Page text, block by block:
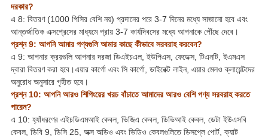
দরকার?
এ 8: বিতরণ (1000 পিসির বেশি নয়) প্রদানের পরে 3-7 দিনের মধ্যে সাজানো হবে এবং
আন্তর্জাতিক এক্সপ্রেসের মাধ্যমে প্রায় 3-7 কার্যদিবসের মধ্যে আপনাকে পৌঁছে দেবে।
প্রশ্ন 9: আপনি আমার পণ্যগুলি আমার কাছে কীভাবে সরবরাহ করবেন?
এ 9: আপনার ক্রয়গুলি আপনার দরজা ডিএইচএল, ইউপিএস, ফেডেক্স, টিএনটি, ইএমএস
দ্বারা বিতরণ করা হবে।এয়ার কার্গো এবং সি কার্গো, ডাইরেক্ট লাইন, এয়ার মেলও ক্লায়েন্টদের
অনুরোধ অনুসারে গৃহীত হবে।
প্রশ্ন 10: আপনি আরও শিপিংয়ের খরচ বাঁচাতে আমাদের আরও বেশি পণ্য সরবরাহ করতে
পারেন?
এ 10: হ্যাঁধরণের এইচডিএমআই কেবল, ভিজিএ কেবল, ডিভিআই কেবল, ডেটা ইউএসবি
কেবল, ডিবি 9, ডিসি 25, অক্স অডিও এবং ভিডিও কেবলগুলিতে ডিসপ্লে পোর্ট, ক্যাট